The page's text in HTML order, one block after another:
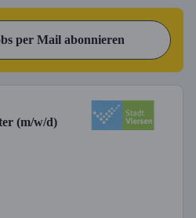
per Mail abonnieren
(m/w/d)